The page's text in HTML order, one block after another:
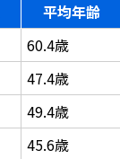
平均年齢
60.4歳
47.4歳
49.4歳
45.6歳